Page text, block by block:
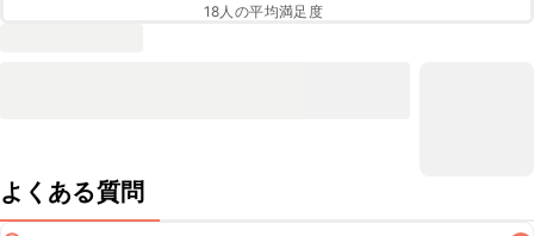
18人の平均満足度
よくある質問